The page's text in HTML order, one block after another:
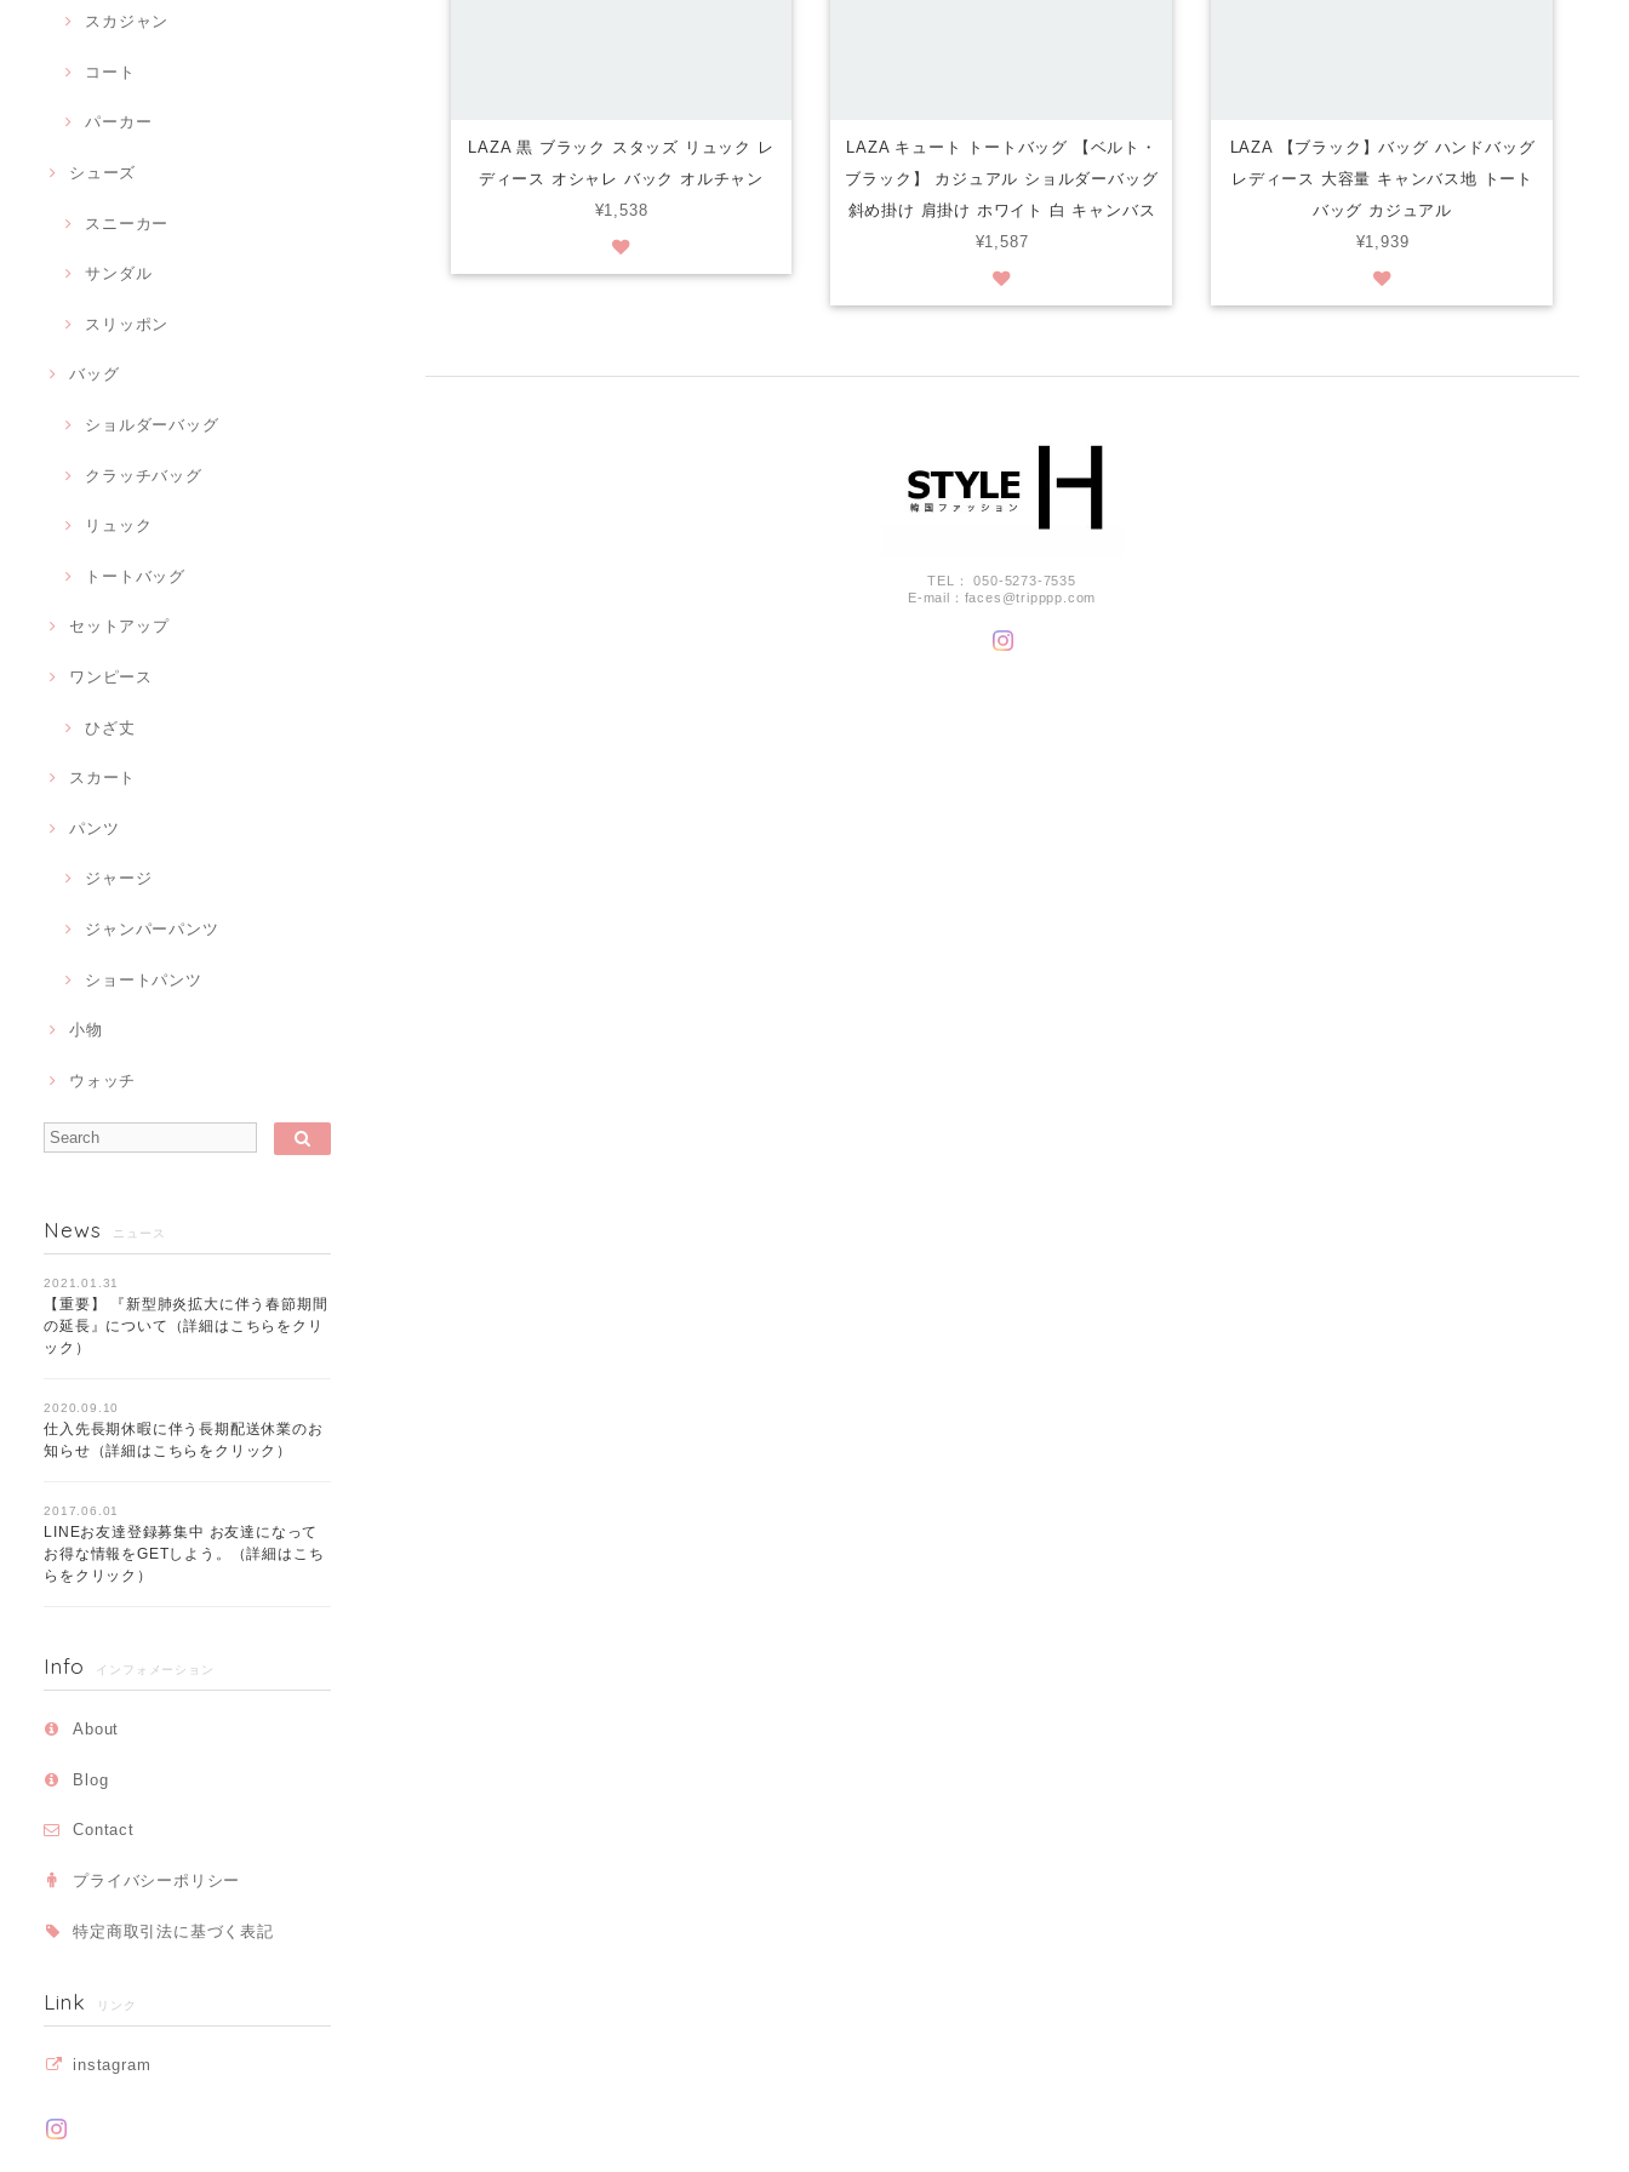
スカジャン
コート
パーカー
シューズ
スニーカー
サンダル
スリッポン
バッグ
ショルダーバッグ
クラッチバッグ
リュック
トートバッグ
セットアップ
ワンピース
ひざ丈
スカート
パンツ
ジャージ
ジャンパーパンツ
ショートパンツ
小物
ウォッチ
News ニュース
2021.01.31
【重要】 『新型肺炎拡大に伴う春節期間
の延長』について（詳細はこちらをクリ
ック）
2020.09.10
仕入先長期休暇に伴う長期配送休業のお
知らせ（詳細はこちらをクリック）
2017.06.01
LINEお友達登録募集中 お友達になって
お得な情報をGETしよう。（詳細はこち
らをクリック）
Info インフォメーション
About
Blog
Contact
プライバシーポリシー
特定商取引法に基づく表記
Link リンク
instagram
LAZA 黒 ブラック スタッズ リュック レ
ディース オシャレ バック オルチャン
¥1,538
LAZA キュート トートバッグ 【ベルト・
ブラック】 カジュアル ショルダーバッグ
斜め掛け 肩掛け ホワイト 白 キャンバス
¥1,587
LAZA 【ブラック】バッグ ハンドバッグ
レディース 大容量 キャンバス地 トート
バッグ カジュアル
¥1,939
TEL： 050-5273-7535
E-mail： faces@tripppp.com